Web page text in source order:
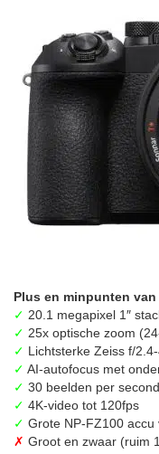
Plus en minpunten van
✓ 20.1 megapixel 1″
✓ 25x optische zoom
✓ Lichtsterke Zeiss f/
✓ AI-autofocus met
✓ 30 beelden per
✓ 4K-video tot 120fps
✓ Grote NP-FZ100 accu
✗ Groot en zwaar (ruim